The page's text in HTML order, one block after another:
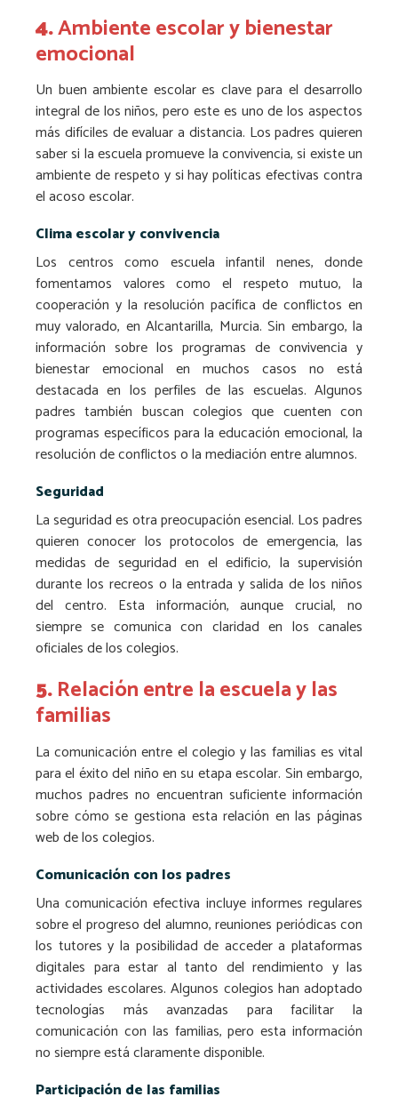
4.Ambiente escolar y bienestar
emocional
Un buen ambiente escolar es clave para el desarrollo
integral de los niños, pero este es uno de los aspectos
más difíciles de evaluar a distancia. Los padres quieren
saber si la escuela promueve la convivencia, si existe un
ambiente de respeto y si hay políticas efectivas contra
el acoso escolar.
Clima escolar y convivencia
Los centros como escuela infantil nenes, donde
fomentamos valores como el respeto mutuo, la
cooperación y la resolución pacífica de conflictos en
muy valorado, en Alcantarilla, Murcia. Sin embargo, la
información sobre los programas de convivencia y
bienestar emocional en muchos casos no está
destacada en los perfiles de las escuelas. Algunos
padres también buscan colegios que cuenten con
programas específicos para la educación emocional, la
resolución de conflictos o la mediación entre alumnos.
Seguridad
La seguridad es otra preocupación esencial. Los padres
quieren conocer los protocolos de emergencia, las
medidas de seguridad en el edificio, la supervisión
durante los recreos o la entrada y salida de los niños
del centro. Esta información, aunque crucial, no
siempre se comunica con claridad en los canales
oficiales de los colegios.
5.Relación entre la escuela y las
familias
La comunicación entre el colegio y las familias es vital
para el éxito del niño en su etapa escolar. Sin embargo,
muchos padres no encuentran suficiente información
sobre cómo se gestiona esta relación en las páginas
web de los colegios.
Comunicación con los padres
Una comunicación efectiva incluye informes regulares
sobre el progreso del alumno, reuniones periódicas con
los tutores y la posibilidad de acceder a plataformas
digitales para estar al tanto del rendimiento y las
actividades escolares. Algunos colegios han adoptado
tecnologías más avanzadas para facilitar la
comunicación con las familias, pero esta información
no siempre está claramente disponible.
Participación de las familias